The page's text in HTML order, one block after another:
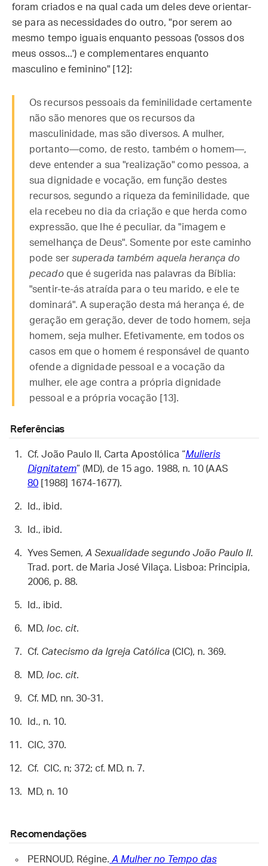
foram criados e na qual cada um deles deve orientar-
se para as necessidades do outro, "por serem ao
mesmo tempo iguais enquanto pessoas ('ossos dos
meus ossos...') e complementares enquanto
masculino e feminino" [12]:
Os recursos pessoais da feminilidade certamente
não são menores que os recursos da
masculinidade, mas são diversos. A mulher,
portanto—como, de resto, também o homem—,
deve entender a sua "realização" como pessoa, a
sua dignidade e vocação, em função destes
recursos, segundo a riqueza da feminilidade, que
ela recebeu no dia da criação e que herda como
expressão, que lhe é peculiar, da "imagem e
semelhança de Deus". Somente por este caminho
pode ser superada também aquela herança do
pecado que é sugerida nas palavras da Bíblia:
"sentir-te-ás atraída para o teu marido, e ele te
dominará". A superação desta má herança é, de
geração em geração, dever de todo homem, seja
homem, seja mulher. Efetivamente, em todos os
casos em que o homem é responsável de quanto
ofende a dignidade pessoal e a vocação da
mulher, ele age contra a própria dignidade
pessoal e a própria vocação [13].
Referências
Cf. João Paulo II, Carta Apostólica “Mulieris
Dignitatem” (MD), de 15 ago. 1988, n. 10 (AAS
80 [1988] 1674-1677).
Id., ibid.
Id., ibid.
Yves Semen, A Sexualidade segundo João Paulo II.
Trad. port. de Maria José Vilaça. Lisboa: Principia,
2006, p. 88.
Id., ibid.
MD, loc. cit.
Cf. Catecismo da Igreja Católica (CIC), n. 369.
MD, loc. cit.
Cf. MD, nn. 30-31.
Id., n. 10.
CIC, 370.
Cf. CIC, n; 372; cf. MD, n. 7.
MD, n. 10
Recomendações
PERNOUD, Régine. A Mulher no Tempo das